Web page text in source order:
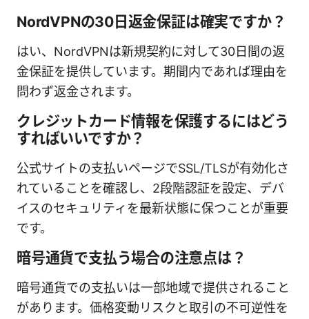
NordVPNの30日返金保証は確実ですか？
はい、NordVPNは新規契約に対して30日間の返
金保証を提供しています。期間内であれば理由を
問わず返金されます。
クレジットカード情報を保護するにはどう
すればいいですか？
公式サイトの支払いページでSSL/TLSが有効化さ
れていることを確認し、2段階認証を設定、デバ
イスのセキュリティを最新状態に保つことが重要
です。
暗号通貨で支払う場合の注意点は？
暗号通貨での支払いは一部地域で提供されること
があります。価格変動リスクと取引の不可逆性を